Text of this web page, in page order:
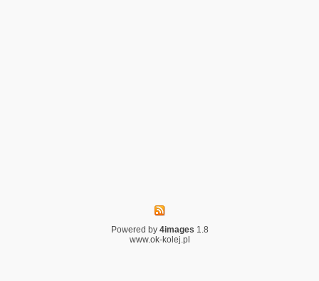
Powered by 4images 1.8
www.ok-kolej.pl